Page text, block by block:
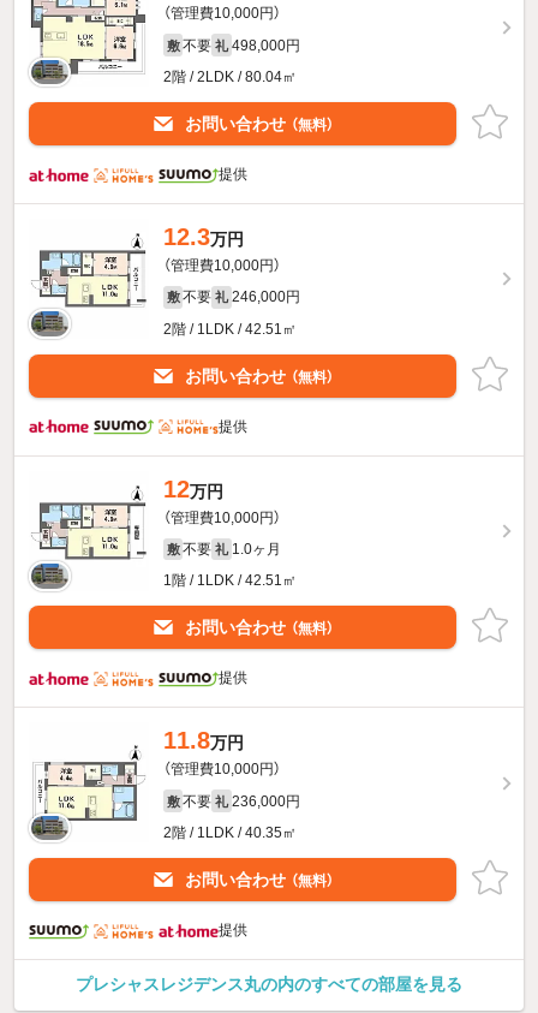
（管理費10,000円）
敷 不要 礼 498,000円
2階 / 2LDK / 80.04㎡
お問い合わせ （無料）
提供
12.3万円
（管理費10,000円）
敷 不要 礼 246,000円
2階 / 1LDK / 42.51㎡
お問い合わせ （無料）
提供
12万円
（管理費10,000円）
敷 不要 礼 1.0ヶ月
1階 / 1LDK / 42.51㎡
お問い合わせ （無料）
提供
11.8万円
（管理費10,000円）
敷 不要 礼 236,000円
2階 / 1LDK / 40.35㎡
お問い合わせ （無料）
提供
プレシャスレジデンス丸の内のすべての部屋を見る